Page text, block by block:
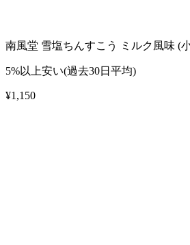
南風堂 雪塩ちんすこう ミルク風味 (
5%以上安い(過去30日平均)
¥1,150